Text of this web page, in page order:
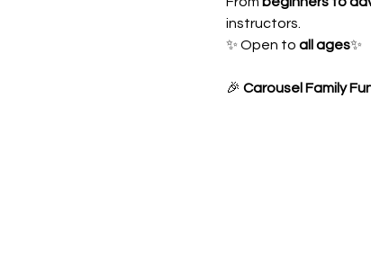
instructors.
✨ Open to all ages✨
🎉 Carousel Family